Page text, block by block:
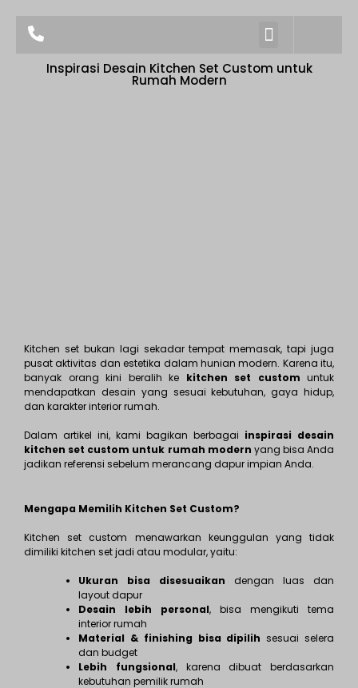
Inspirasi Desain Kitchen Set Custom untuk
Rumah Modern
Kitchen set bukan lagi sekadar tempat memasak, tapi juga
pusat aktivitas dan estetika dalam hunian modern. Karena itu,
banyak orang kini beralih ke kitchen set custom untuk
mendapatkan desain yang sesuai kebutuhan, gaya hidup,
dan karakter interior rumah.
Dalam artikel ini, kami bagikan berbagai inspirasi desain
kitchen set custom untuk rumah modern yang bisa Anda
jadikan referensi sebelum merancang dapur impian Anda.
Mengapa Memilih Kitchen Set Custom?
Kitchen set custom menawarkan keunggulan yang tidak
dimiliki kitchen set jadi atau modular, yaitu:
Ukuran bisa disesuaikan dengan luas dan
layout dapur
Desain lebih personal, bisa mengikuti tema
interior rumah
Material & finishing bisa dipilih sesuai selera
dan budget
Lebih fungsional, karena dibuat berdasarkan
kebutuhan pemilik rumah